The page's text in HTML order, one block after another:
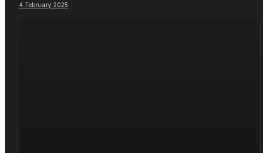
4 February 2025